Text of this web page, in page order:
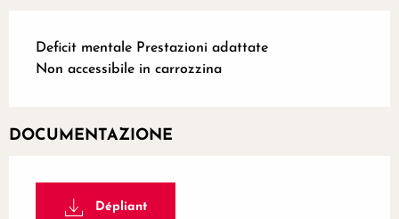
Deficit mentale Prestazioni adattate
Non accessibile in carrozzina
DOCUMENTAZIONE
Dépliant